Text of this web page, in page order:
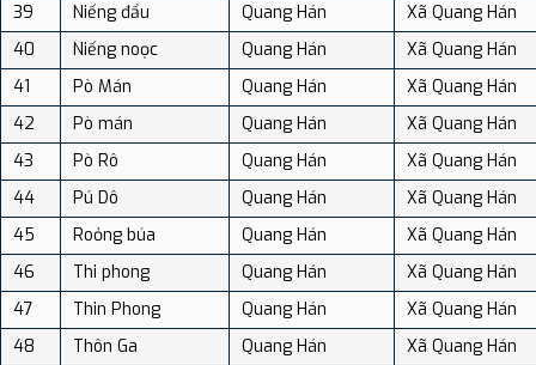
39
Niếng đẩu Quang Hán
Xã Quang Hán
40
Niếng noọc Quang Hán
Xã Quang Hán
41
Pò Mán Quang Hán
Xã Quang Hán
42
Pò mán Quang Hán
Xã Quang Hán
43
Pò Rô Quang Hán
Xã Quang Hán
44
Pú Dô Quang Hán
Xã Quang Hán
45
Roỏng búa Quang Hán
Xã Quang Hán
46
Thi phong Quang Hán
Xã Quang Hán
47
Thin Phong Quang Hán
Xã Quang Hán
48
Thôn Ga Quang Hán
Xã Quang Hán